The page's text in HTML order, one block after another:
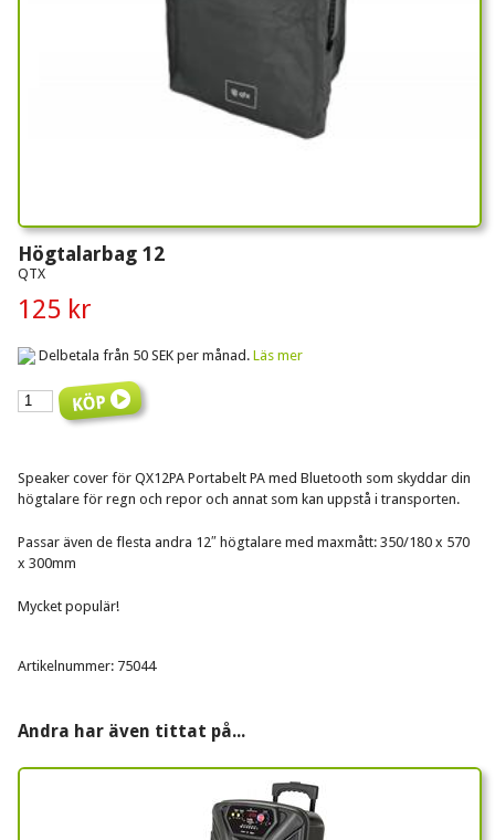
Högtalarbag 12
QTX
125 kr
Delbetala från 50 SEK per månad. Läs mer
Speaker cover för QX12PA Portabelt PA med Bluetooth som skyddar din
högtalare för regn och repor och annat som kan uppstå i transporten.
Passar även de flesta andra 12″ högtalare med maxmått: 350/180 x 570
x 300mm
Mycket populär!
Artikelnummer: 75044
Andra har även tittat på...